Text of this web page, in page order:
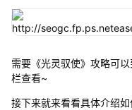
需要《光灵驭使》攻略可
栏查看~
接下来就来看看具体介绍